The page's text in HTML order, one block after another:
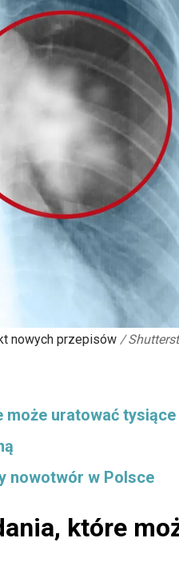
nowych przepisów /
uratować
nowotwór w Polsce
które